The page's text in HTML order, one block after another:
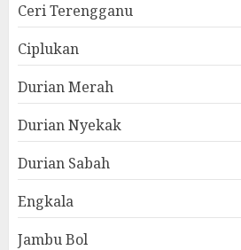
Ceri Terengganu
Ciplukan
Durian Merah
Durian Nyekak
Durian Sabah
Engkala
Jambu Bol